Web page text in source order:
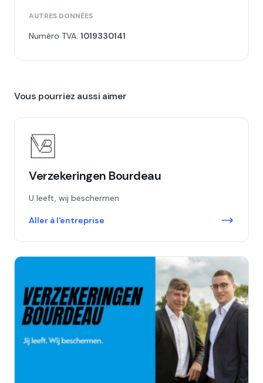
AUTRES DONNÉES
Numéro TVA: 1019330141
Vous pourriez aussi aimer
Verzekeringen Bourdeau
U leeft, wij beschermen
Aller à l'entreprise